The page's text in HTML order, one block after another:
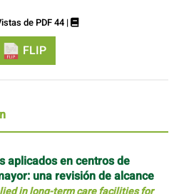
de PDF 44 |
FLIP
aplicados en centros de
una revisión de alcance